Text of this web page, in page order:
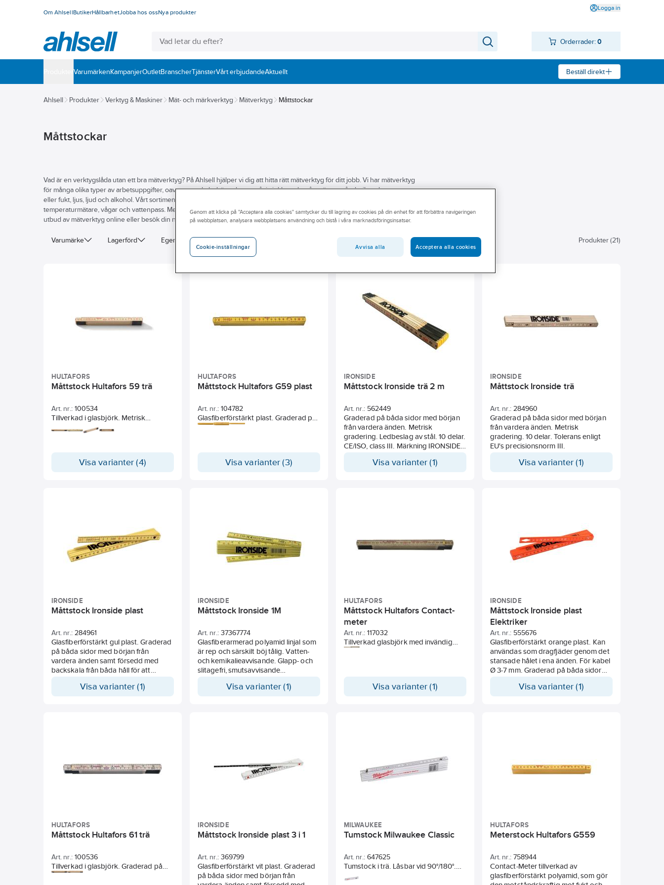
Om AhlsellButikerHållbarhetJobba hos ossNya produkter
Logga in
Orderrader: 0
VarumärkenKampanjerOutletBranscherTjänsterVårt erbjudandeAktuellt Beställ direkt
Ahlsell Produkter Verktyg & Maskiner Mät- och märkverktyg Mätverktyg Måttstockar
Måttstockar
Vad är en verktygslåda utan ett bra mätverktyg? På Ahlsell hjälper vi dig att hitta rätt mätverktyg för ditt jobb. Vi har mätverktyg
för många olika typer av arbetsuppgifter, oavsett om du behöver komma åt i vinklar och vrår, mäta avstånd, vikt och temperatur
eller fukt, ljus, ljud och alkohol. Vårt sortiment av mätverktyg inkluderar såväl avståndsmätare, måttband och måttstock som
temperaturmätare, vågar och vattenpass. Med våra pålitliga och smidiga mätverktyg blir det rätt från början. Utforska vårt breda
utbud av mätverktyg online eller besök din närmsta Ahlsell-butik.
Varumärke Lagerförd Egenskap Längd Se alla filter Produkter (21)
HULTAFORS
Måttstock Hultafors 59 trä
Art. nr.: 100534
Tillverkad i glasbjörk. Metrisk
gradering i svart på båda sidor med
hypoidolja för lång livslängd.
Visa varianter (4)
HULTAFORS
Måttstock Hultafors G59 plast
Art. nr.: 104782
Glasfiberförstärkt plast. Graderad på
båda sidor med början från vardera
Tolerans enligt SS 64 11 14.
Visa varianter (3)
IRONSIDE
Måttstock Ironside trä 2 m
Art. nr.: 562449
Graderad på båda sidor med början
från vardera änden. Metrisk
gradering. Ledbeslag av stål. 10 delar.
CE/ISO, class III. Märkning IRONSIDE
Visa varianter (1)
IRONSIDE
Måttstock Ironside trä
Art. nr.: 284960
Graderad på båda sidor med början
från vardera änden. Metrisk
gradering. 10 delar. Tolerans enligt
EU's precisionsnorm III.
Visa varianter (1)
IRONSIDE
Måttstock Ironside plast
Art. nr.: 284961
Glasfiberförstärkt gul plast. Graderad
på båda sidor med början från
vardera änden samt försedd med
backskala från båda håll för att
Metrisk gradering. 10 delar. Längd 2
Visa varianter (1)
IRONSIDE
Måttstock Ironside 1M
Art. nr.: 37367774
Glasfiberarmerad polyamid linjal som
är rep och särskilt böj tålig. Vatten-
och kemikalieavvisande. Glapp- och
slitagefri, smutsavvisande
jämn hög spänning. Djupt präglad
Visa varianter (1)
HULTAFORS
Måttstock Hultafors Contact-
meter
Art. nr.: 117032
Tillverkad glasbjörk med invändig
Visa varianter (1)
IRONSIDE
Måttstock Ironside plast
Elektriker
Art. nr.: 555676
Glasfiberförstärkt orange plast. Kan
användas som dragfjäder genom det
stansade hålet i ena änden. För kabel
Ø 3-7 mm. Graderad på båda sidor
Metrisk gradering. Godkänd enligt
Visa varianter (1)
HULTAFORS
Måttstock Hultafors 61 trä
Art. nr.: 100536
Tillverkad i glasbjörk. Graderad på
båda sidor med början från vardera
IRONSIDE
Måttstock Ironside plast 3 i 1
Art. nr.: 369799
Glasfiberförstärkt vit plast. Graderad
på båda sidor med början från
MILWAUKEE
Tumstock Milwaukee Classic
Art. nr.: 647625
Tumstock i trä. Låsbar vid 90°/180°.
Vinkelreferens.
HULTAFORS
Meterstock Hultafors G559
Art. nr.: 758944
Contact-Meter tillverkad av
glasfiberförstärkt polyamid, som gör
Genom att klicka på "Acceptera alla cookies" samtycker du till lagring av cookies på din enhet för att förbättra navigeringen
på webbplatsen, analysera webbplatsens användning och bistå i våra marknadsföringsinsatser.
Cookie-inställningar Avvisa alla Acceptera alla cookies